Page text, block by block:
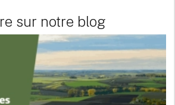
sur notre blog